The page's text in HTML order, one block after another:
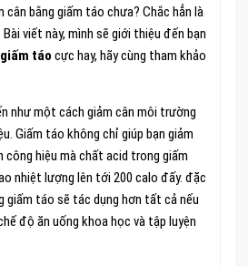
cân bằng giấm táo chưa? Chắc hẳn là
viết này, mình sẽ giới thiệu đến bạn
táo cực hay, hãy cùng tham khảo
như một cách giảm cân môi trường
Giấm táo không chỉ giúp bạn giảm
công hiệu mà chất acid trong giấm
nhiệt lượng lên tới 200 calo đấy. đặc
giấm táo sẽ tác dụng hơn tất cả nếu
độ ăn uống khoa học và tập luyện